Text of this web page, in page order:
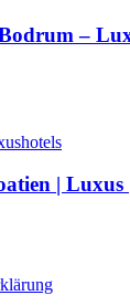
–
| Luxus